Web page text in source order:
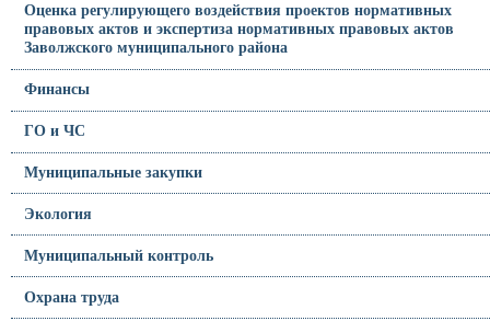
Оценка регулирующего воздействия проектов нормативных
правовых актов и экспертиза нормативных правовых актов
Заволжского муниципального района
Финансы
ГО и ЧС
Муниципальные закупки
Экология
Муниципальный контроль
Охрана труда